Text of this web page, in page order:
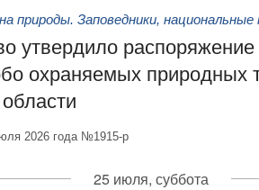
природы. Заповедники, национальные
утвердило
охраняемых природных
2026 года №1915-р
25 июля, суббота